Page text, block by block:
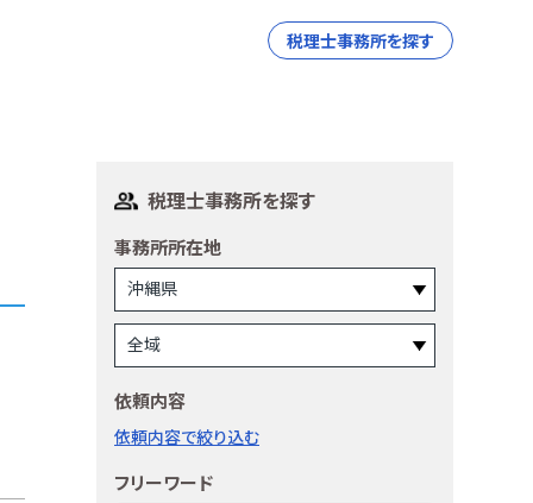
税理士事務所を探す
税理士事務所を探す
事務所所在地
依頼内容
依頼内容で絞り込む
フリーワード